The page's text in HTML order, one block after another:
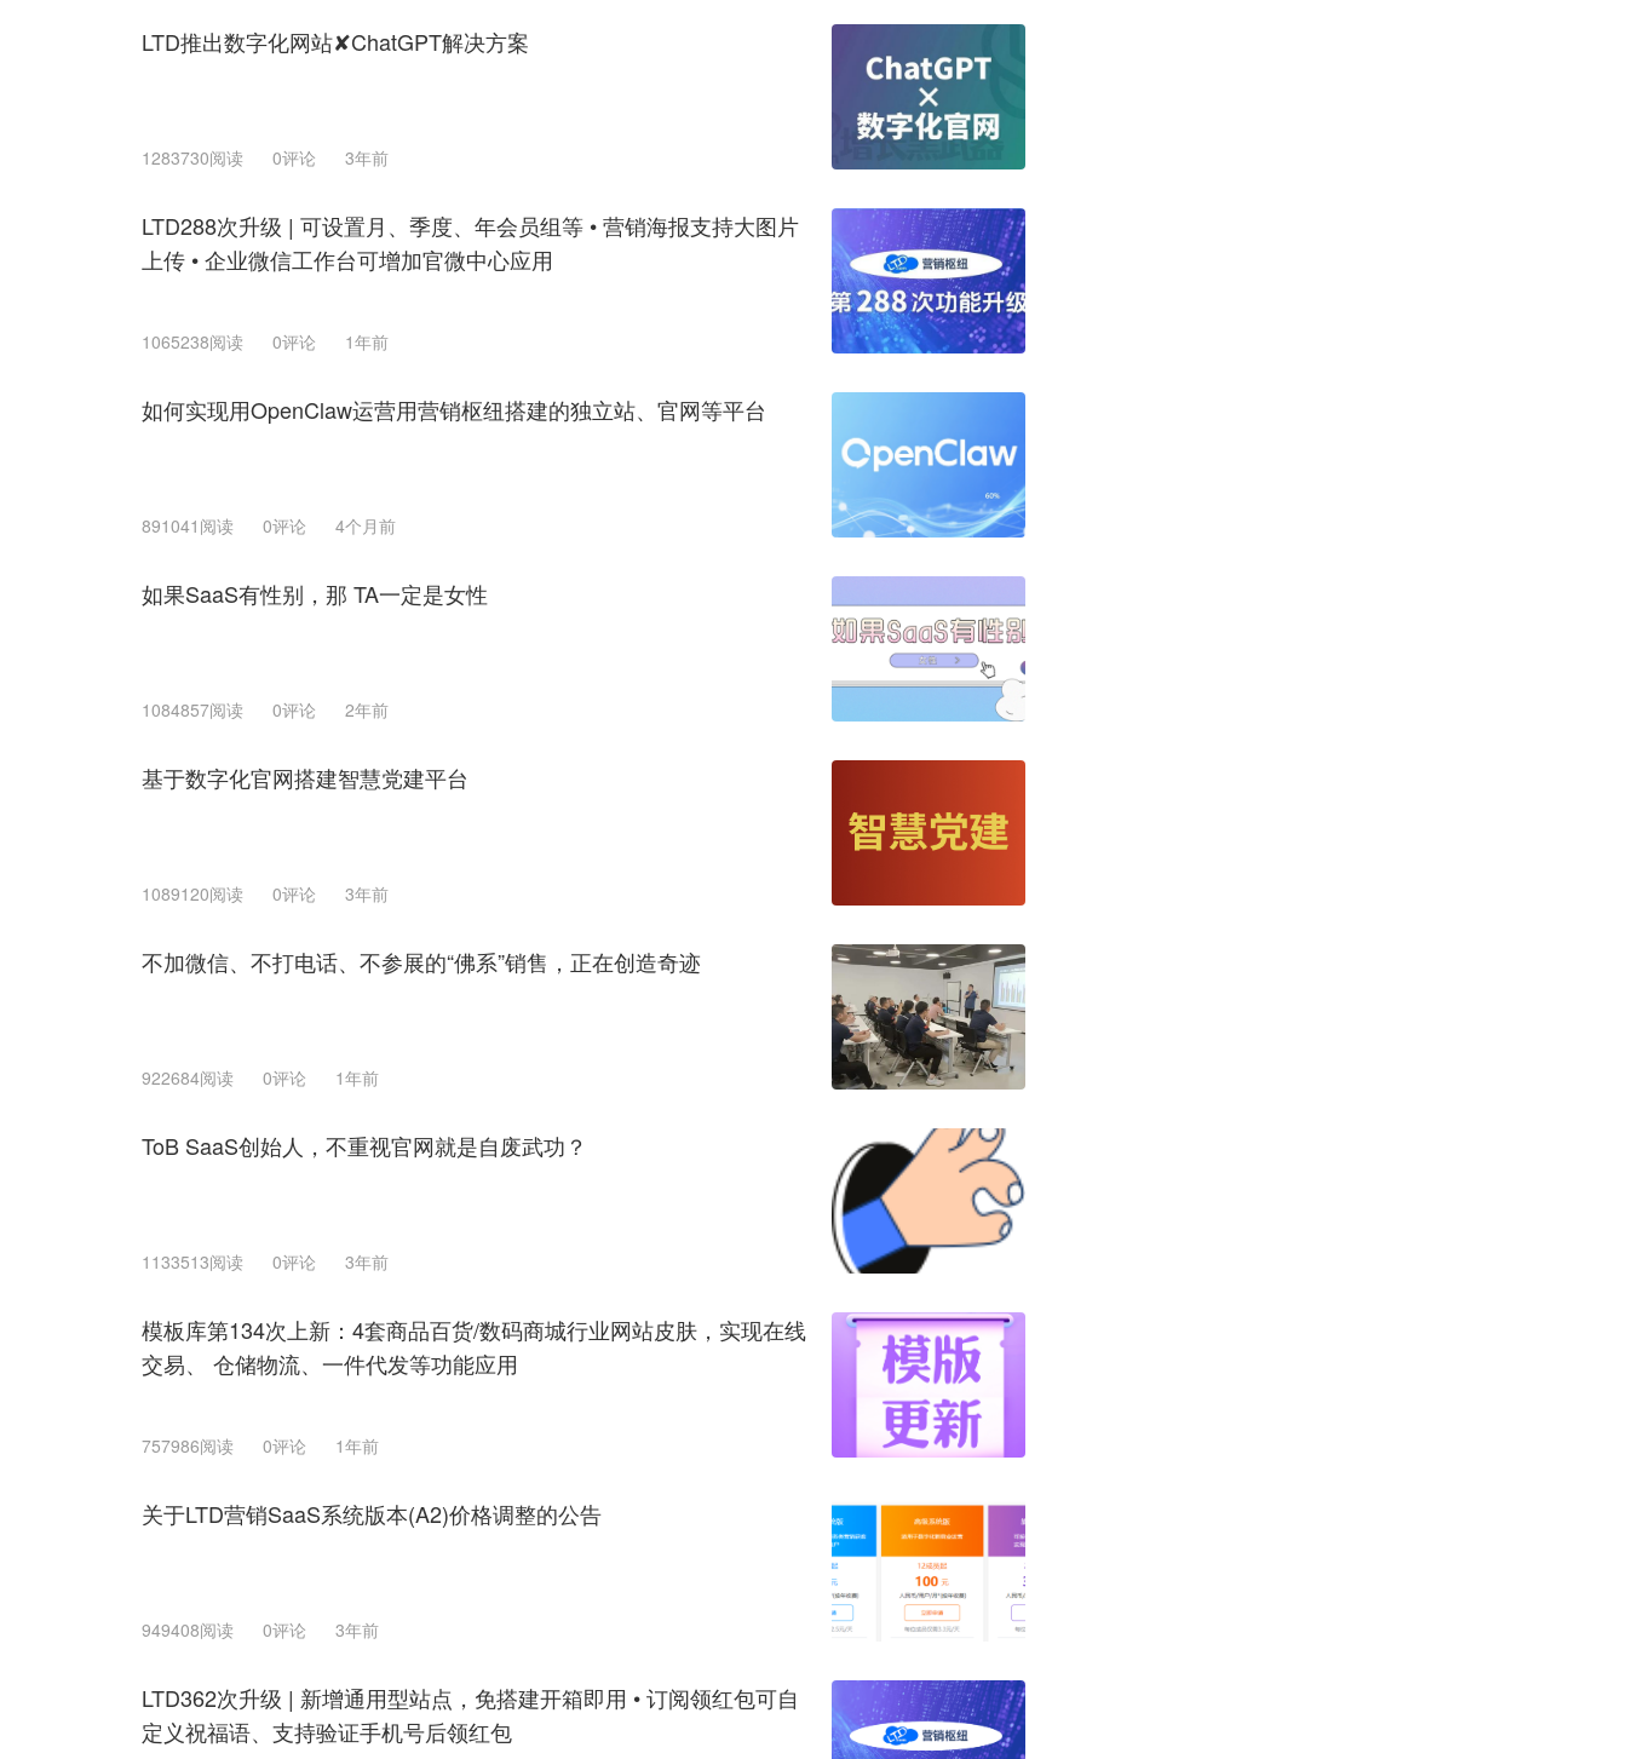
LTD推出数字化网站✘ChatGPT解决方案
1283730阅读 0评论 3年前
LTD288次升级 | 可设置月、季度、年会员组等 • 营销海报支持大图片
上传 • 企业微信工作台可增加官微中心应用
1065238阅读 0评论 1年前
如何实现用OpenClaw运营用营销枢纽搭建的独立站、官网等平台
891041阅读 0评论 4个月前
如果SaaS有性别，那 TA一定是女性
1084857阅读 0评论 2年前
基于数字化官网搭建智慧党建平台
1089120阅读 0评论 3年前
不加微信、不打电话、不参展的“佛系”销售，正在创造奇迹
922684阅读 0评论 1年前
ToB SaaS创始人，不重视官网就是自废武功？
1133513阅读 0评论 3年前
模板库第134次上新：4套商品百货/数码商城行业网站皮肤，实现在线
交易、 仓储物流、一件代发等功能应用
757986阅读 0评论 1年前
关于LTD营销SaaS系统版本(A2)价格调整的公告
949408阅读 0评论 3年前
LTD362次升级 | 新增通用型站点，免搭建开箱即用 • 订阅领红包可自
定义祝福语、支持验证手机号后领红包